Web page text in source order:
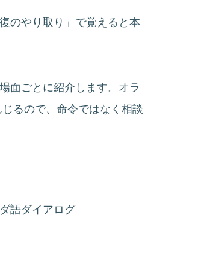
のやり取り」で覚えると本
面ごとに紹介します。オラ
るので、命令ではなく相談
語ダイアログ